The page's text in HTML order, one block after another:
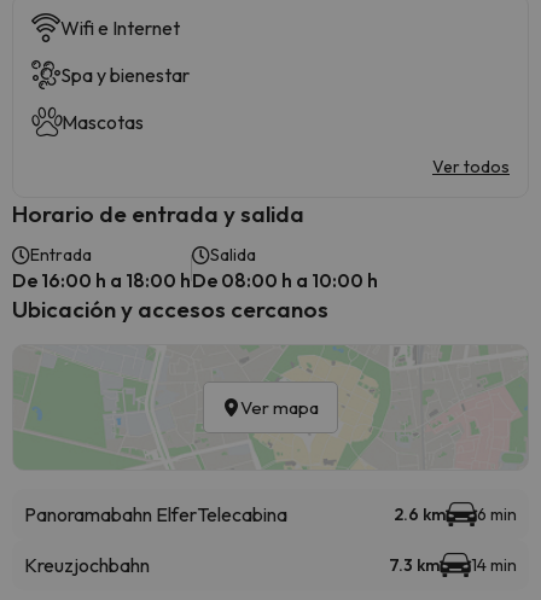
Wifi e Internet
Spa y bienestar
Mascotas
Ver todos
Horario de entrada y salida
Entrada
De 16:00 h a 18:00 h
Salida
De 08:00 h a 10:00 h
Ubicación y accesos cercanos
Ver mapa
Panoramabahn ElferTelecabina 2.6 km 6 min
Kreuzjochbahn 7.3 km 14 min